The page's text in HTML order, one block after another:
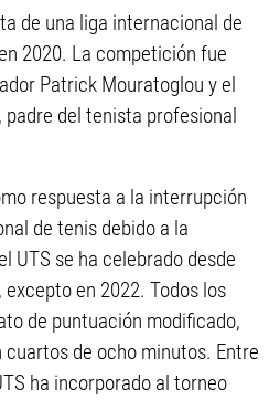
de una liga internacional de
2020. La competición fue
Patrick Mouratoglou y el
padre del tenista profesional
respuesta a la interrupción
de tenis debido a la
UTS se ha celebrado desde
en 2022. Todos los
de puntuación modificado,
de ocho minutos. Entre
ha incorporado al torneo